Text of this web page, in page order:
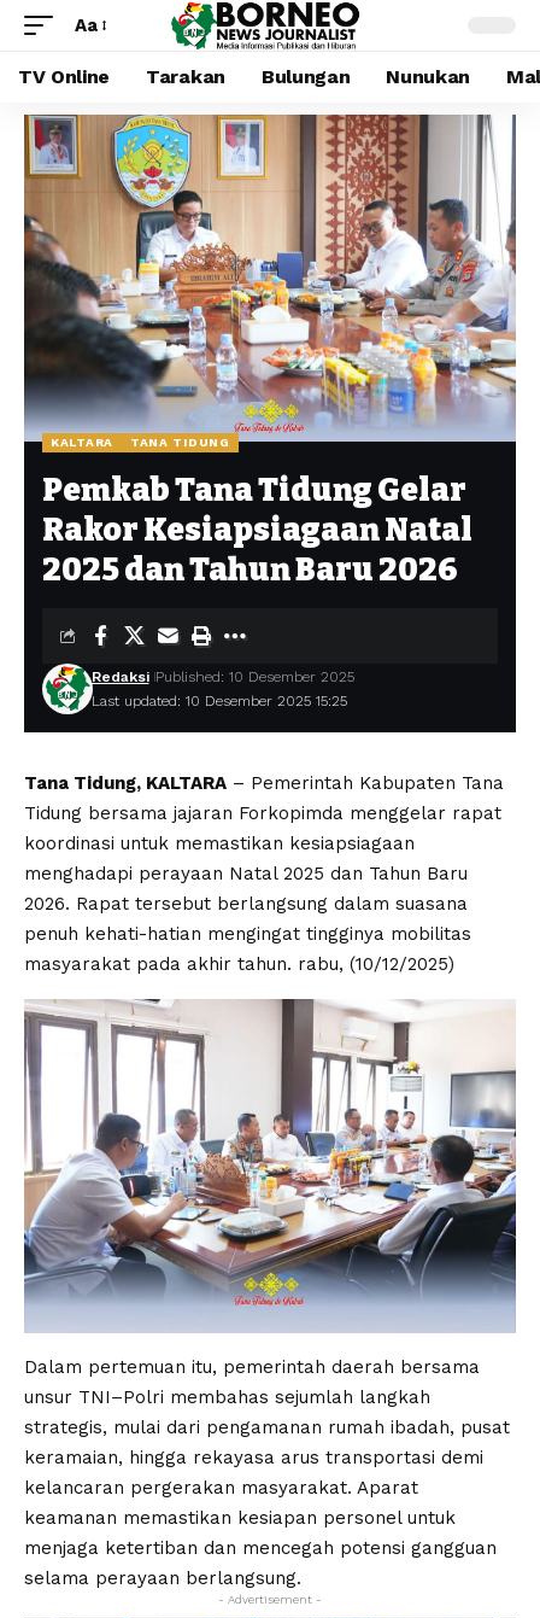
Aa
TV Online Tarakan Bulungan Nunukan
KALTARA TANA TIDUNG
Pemkab Tana Tidung Gelar
Rakor Kesiapsiagaan Natal
2025 dan Tahun Baru 2026
Last updated: 10 Desember 2025 15:25
Redaksi Published: 10 Desember 2025
Tana Tidung, KALTARA – Pemerintah Kabupaten Tana
Tidung bersama jajaran Forkopimda menggelar rapat
koordinasi untuk memastikan kesiapsiagaan
menghadapi perayaan Natal 2025 dan Tahun Baru
2026. Rapat tersebut berlangsung dalam suasana
penuh kehati-hatian mengingat tingginya mobilitas
masyarakat pada akhir tahun. rabu, (10/12/2025)
Dalam pertemuan itu, pemerintah daerah bersama
unsur TNI–Polri membahas sejumlah langkah
strategis, mulai dari pengamanan rumah ibadah, pusat
keramaian, hingga rekayasa arus transportasi demi
kelancaran pergerakan masyarakat. Aparat
keamanan memastikan kesiapan personel untuk
menjaga ketertiban dan mencegah potensi gangguan
selama perayaan berlangsung.
- Advertisement -